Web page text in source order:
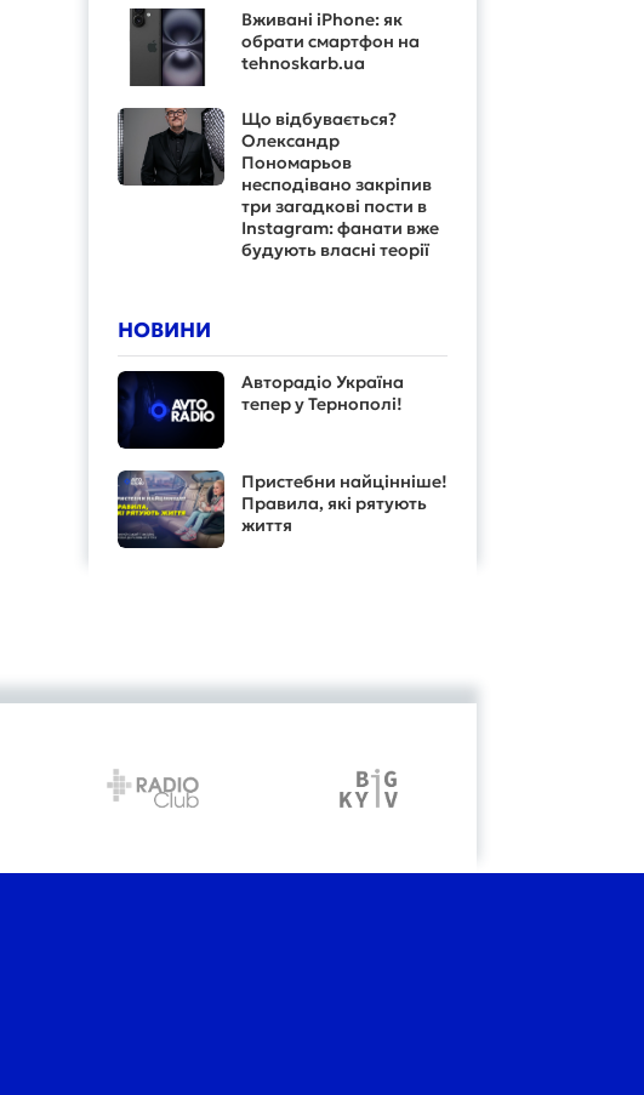
Вживані iPhone: як
обрати смартфон на
tehnoskarb.ua
Що відбувається?
Олександр
Пономарьов
несподівано закріпив
три загадкові пости в
Instagram: фанати вже
будують власні теорії
НОВИНИ
Авторадіо Україна
тепер у Тернополі!
Пристебни найцінніше!
Правила, які рятують
життя